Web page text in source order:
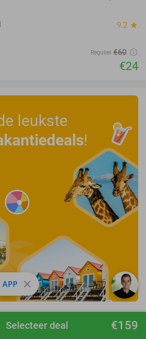
€159
Selecteer deal
9.2 star
Regulier €60
€24
leukste
!
favorite_border
close